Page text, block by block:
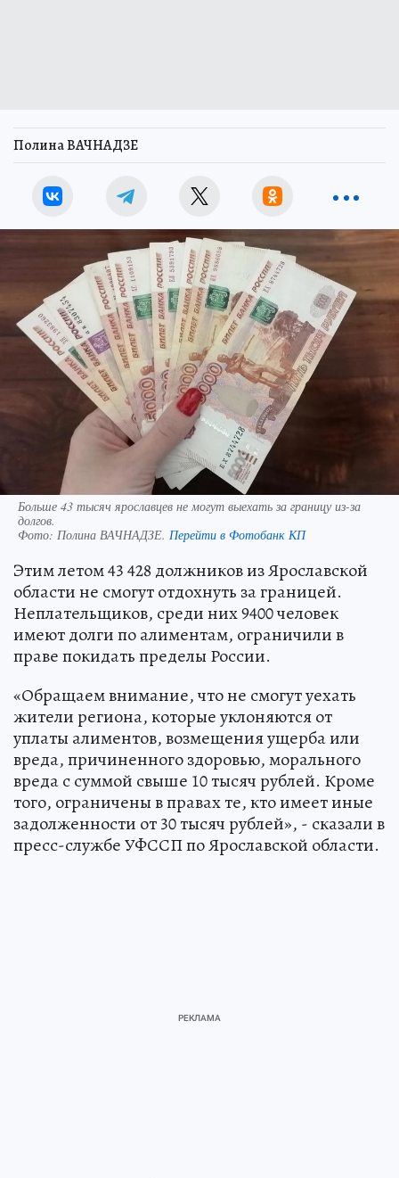
Полина ВАЧНАДЗЕ
Больше 43 тысяч ярославцев не могут выехать за границу из-за
долгов.
Фото: Полина ВАЧНАДЗЕ. Перейти в Фотобанк КП
Этим летом 43 428 должников из Ярославской
области не смогут отдохнуть за границей.
Неплательщиков, среди них 9400 человек
имеют долги по алиментам, ограничили в
праве покидать пределы России.
«Обращаем внимание, что не смогут уехать
жители региона, которые уклоняются от
уплаты алиментов, возмещения ущерба или
вреда, причиненного здоровью, морального
вреда с суммой свыше 10 тысяч рублей. Кроме
того, ограничены в правах те, кто имеет иные
задолженности от 30 тысяч рублей», - сказали в
пресс-службе УФССП по Ярославской области.